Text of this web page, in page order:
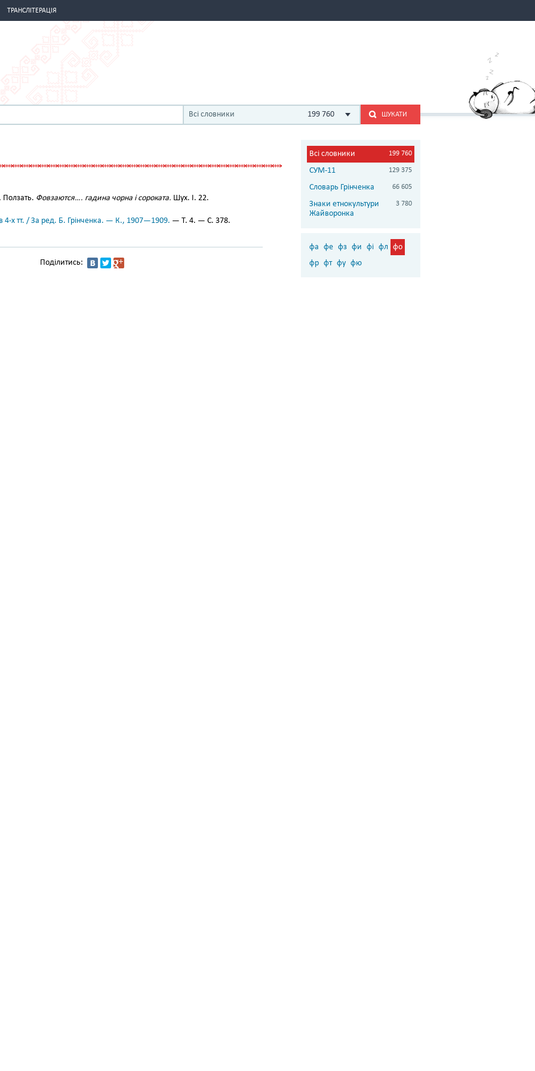
ТРАНСЛІТЕРАЦІЯ
Всі словники 199 760 ШУКАТИ
Ползать. Фовзаются…. гадина чорна і сороката. Шух. І. 22.
4-х тт. / За ред. Б. Грінченка. — К., 1907—1909. — Т. 4. — С. 378.
Поділитись:
Всі словники 199 760
СУМ-11 129 375
Словарь Грінченка 66 605
Знаки етнокультури
Жайворонка
3 780
фа фе фз фи фі фл фо
фр фт фу фю